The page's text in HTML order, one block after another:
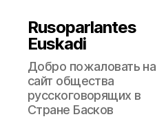
Rusoparlantes
Euskadi
Добро пожаловать на
сайт общества
русскоговорящих в
Стране Басков